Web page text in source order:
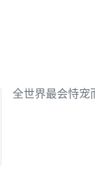
全世界最会恃宠